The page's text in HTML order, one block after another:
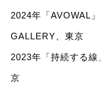
2024年「AVOWAL
GALLERY、東京
2023年「持続する
京